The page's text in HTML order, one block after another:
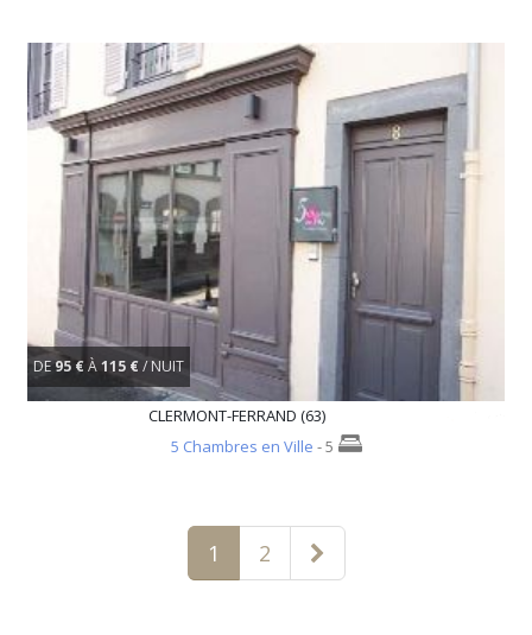
DE95 €À115 €/ NUIT
CLERMONT-FERRAND (63)
5 Chambres en Ville - 5
1 2